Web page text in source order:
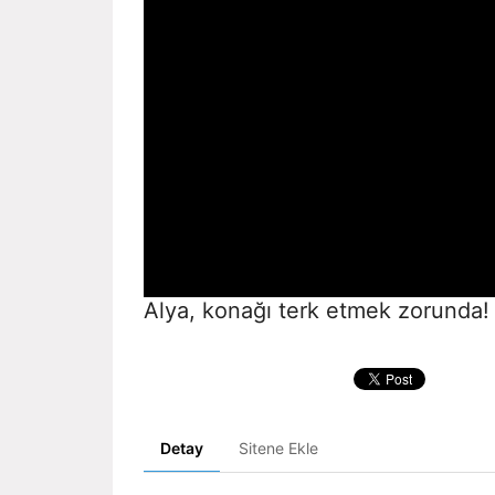
Alya, konağı terk etmek zorunda!
Detay Sitene Ekle